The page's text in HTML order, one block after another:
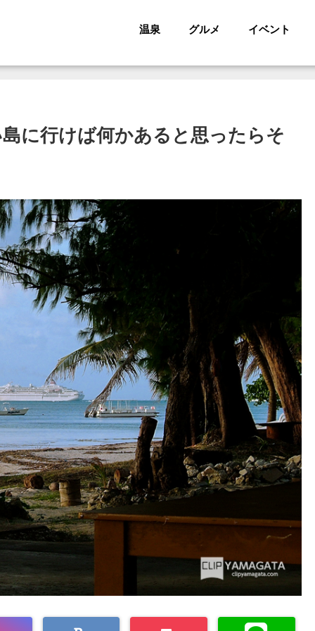
温泉 グルメ イベント
に行けば何かあると思ったらそ